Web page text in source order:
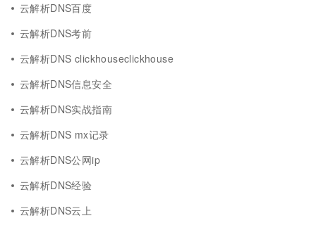
云解析DNS百度
云解析DNS考前
云解析DNS clickhouseclickhouse
云解析DNS信息安全
云解析DNS实战指南
云解析DNS mx记录
云解析DNS公网ip
云解析DNS经验
云解析DNS云上